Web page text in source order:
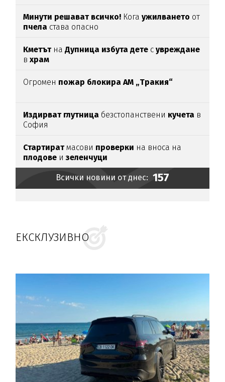
Минути решават всичко! Когаужилването от
пчела става опасно
Кметът наДупница избута дете сувреждане
вхрам
Огромен пожар блокира АМ „Тракия“
Издирват глутница безстопанствени кучета в
София
Стартиратмасови проверки на вноса на
плодове и зеленчуци
Всички новини от днес: 157
ЕКСКЛУЗИВНО